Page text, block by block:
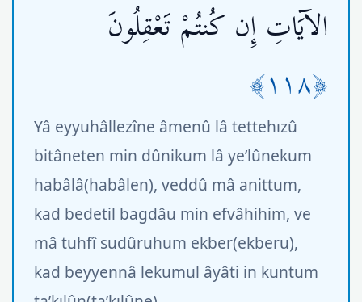
الآيَاتِ إِن كُنتُمْ تَعْقِلُونَ
﴿١١٨﴾
Yâ eyyuhâllezîne âmenû lâ tettehızû
bitâneten min dûnikum lâ ye’lûnekum
habâlâ(habâlen), veddû mâ anittum,
kad bedetil bagdâu min efvâhihim, ve
mâ tuhfî sudûruhum ekber(ekberu),
kad beyyennâ lekumul âyâti in kuntum